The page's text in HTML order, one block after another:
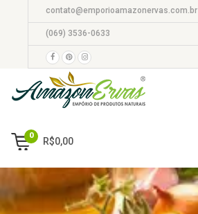
contato@emporioamazonervas.com.br
(069) 3536-0633
0
R$0,00